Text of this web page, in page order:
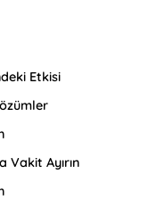
Etkisi
Vakit Ayırın